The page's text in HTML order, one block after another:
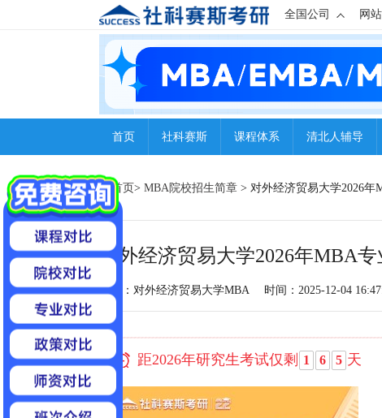
全国公司 网
首页 社科赛斯 课程体系 清北人辅导
首页> MBA院校招生简章 > 对外经济贸易大学2026
对外经济贸易大学2026年MBA
来源：对外经济贸易大学MBA 时间：2025-12-04
距2026年研究生考试仅剩 1 6 5 天